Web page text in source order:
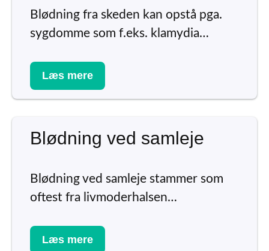
Blødning fra skeden kan opstå pga.
sygdomme som f.eks. klamydia…
Læs mere
Blødning ved samleje
Blødning ved samleje stammer som
oftest fra livmoderhalsen…
Læs mere